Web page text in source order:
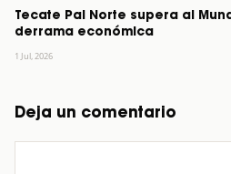
Tecate Pal Norte supera al
derrama económica
1 Jul, 2026
Deja un comentario